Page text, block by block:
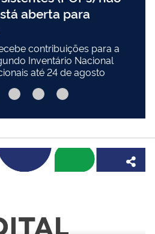
aberta para
contribuições para a
Inventário Nacional
até 24 de agosto